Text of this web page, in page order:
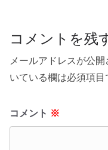
コメントを残
メールアドレスが公開
いている欄は必須項目
コメント ※